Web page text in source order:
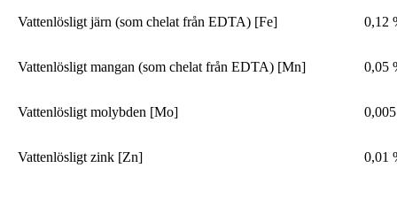
Vattenlösligt järn (som chelat från EDTA) [Fe] 0,12
Vattenlösligt mangan (som chelat från EDTA) [Mn] 0,05
Vattenlösligt molybden [Mo]
Vattenlösligt zink [Zn] 0,01